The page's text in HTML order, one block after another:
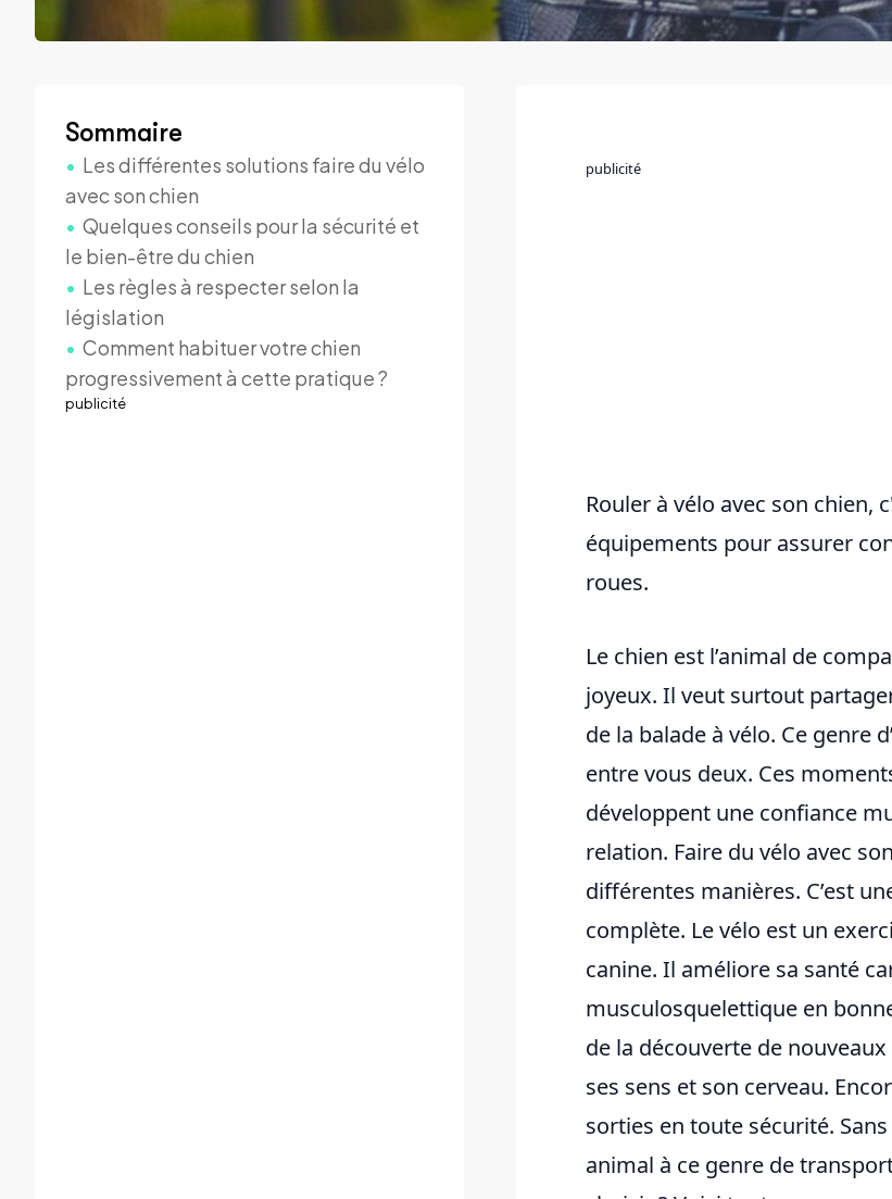
Sommaire
Les différentes solutions faire du vélo
avec son chien
Quelques conseils pour la sécurité et
le bien-être du chien
Les règles à respecter selon la
législation
Comment habituer votre chien
progressivement à cette pratique ?
publicité
publicité
Rouler à vélo avec son chien,
équipements pour assurer
roues.
Le chien est l’animal de
joyeux. Il veut surtout
de la balade à vélo. Ce genre
entre vous deux. Ces
développent une confiance
relation. Faire du vélo avec
différentes manières. C’est
complète. Le vélo est un
canine. Il améliore sa santé
musculosquelettique en
de la découverte de
ses sens et son cerveau.
sorties en toute sécurité.
animal à ce genre de